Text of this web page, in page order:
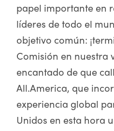
papel importante en
líderes de todo el
objetivo común:
Comisión en nuestra
encantado de que
All.America, que
experiencia global
Unidos en esta hora